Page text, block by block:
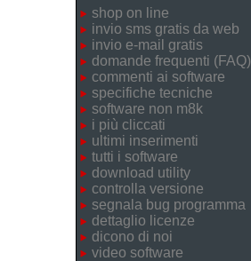
shop on line
invio sms gratis da web
invio e-mail gratis
domande frequenti (FAQ)
commenti ai software
specifiche tecniche
software non m8k
i più cliccati
ultimi inserimenti
tutti i software
download utility
controlla versione
segnala bug programma
dettaglio licenze
dicono di noi
video software